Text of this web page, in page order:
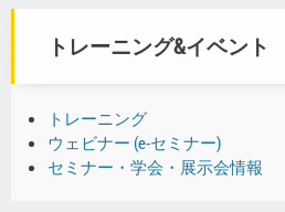
トレーニング&イベント
トレーニング
ウェビナー (e-セミナー)
セミナー・学会・展示会情報